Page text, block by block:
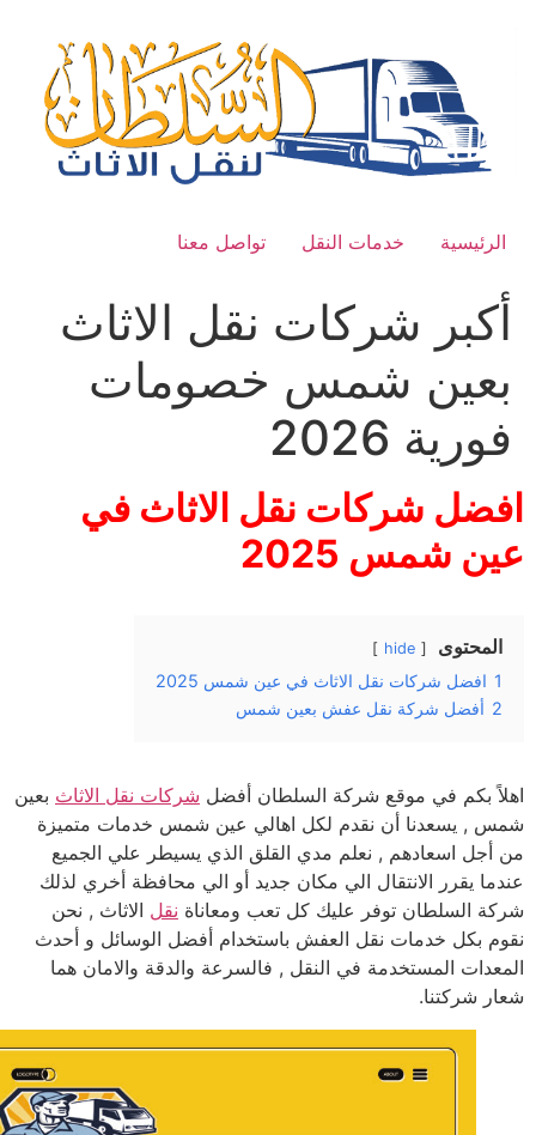
خدمات النقل تواصل معنا
شركات نقل الاثاث
شمس خصومات
2026
شركات نقل الاثاث في
شمس 2025
hide
افضل شركات نقل الاثاث في عين شمس 2025
أفضل شركة نقل عفش بعين شمس
بكم في موقع شركة السلطان أفضلشركات نقل الاثاثبعين
, يسعدنا أن نقدم لكل اهالي عين شمس خدمات متميزة
اسعادهم , نعلم مدي القلق الذي يسيطر علي الجميع
يقرر الانتقال الي مكان جديد أو الي محافظة أخري لذلك
السلطان توفر عليك كل تعب ومعاناةنقل الاثاث , نحن
بكل خدمات نقل العفش باستخدام أفضل الوسائل و أحدث
المستخدمة في النقل , فالسرعة والدقة والامان هما
شركتنا.